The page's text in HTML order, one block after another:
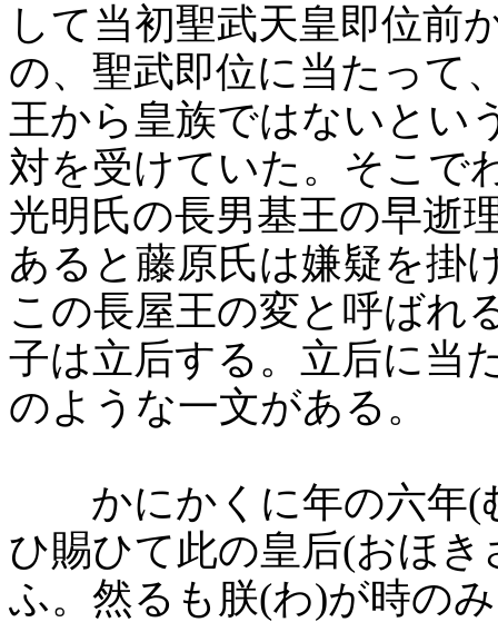
して当初聖武天皇即位前
の、聖武即位に当たって
王から皇族ではないとい
対を受けていた。そこで
光明氏の長男基王の早逝
あると藤原氏は嫌疑を掛
この長屋王の変と呼ばれ
子は立后する。立后に当
のような一文がある。
かにかくに年の六年(
ひ賜ひて此の皇后(おほ
ふ。然るも朕(わ)が時の